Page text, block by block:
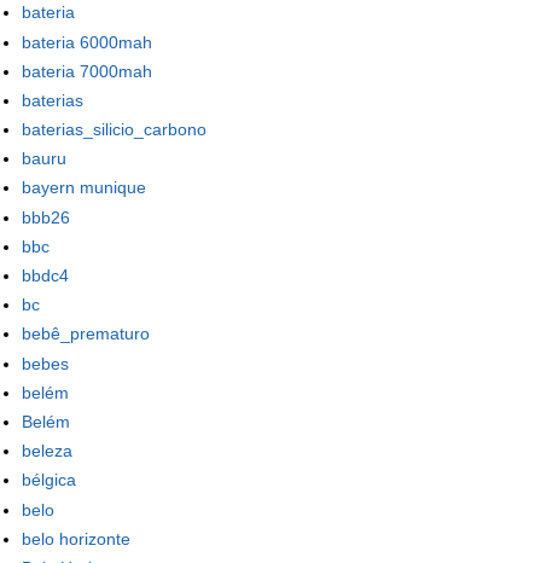
bateria
bateria 6000mah
bateria 7000mah
baterias
baterias_silicio_carbono
bauru
bayern munique
bbb26
bbc
bbdc4
bc
bebê_prematuro
bebes
belém
Belém
beleza
bélgica
belo
belo horizonte